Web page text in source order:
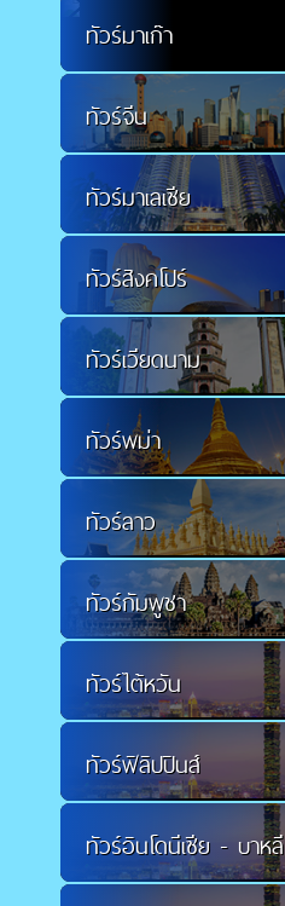
ทัวร์มาเก๊า
ทัวร์จีน
ทัวร์มาเลเซีย
ทัวร์สิงคโปร์
ทัวร์เวียดนาม
ทัวร์พม่า
ทัวร์ลาว
ทัวร์กัมพูชา
ทัวร์ไต้หวัน
ทัวร์ฟิลิปปินส์
ทัวร์อินโดนีเซีย - บาหลี